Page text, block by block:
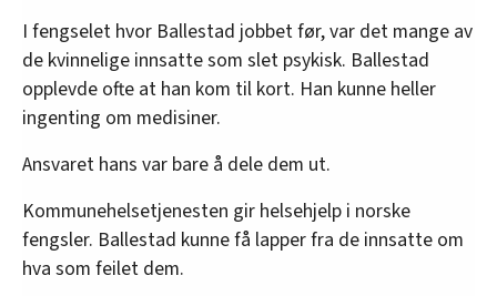
I fengselet hvor Ballestad jobbet før, var det mange av
de kvinnelige innsatte som slet psykisk. Ballestad
opplevde ofte at han kom til kort. Han kunne heller
ingenting om medisiner.
Ansvaret hans var bare å dele dem ut.
Kommunehelsetjenesten gir helsehjelp i norske
fengsler. Ballestad kunne få lapper fra de innsatte om
hva som feilet dem.